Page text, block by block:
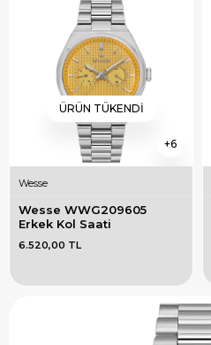
6
ÜRÜN TÜKENDI
Wesse
Wesse WWG209605
Erkek Kol Saati
6.520,00 TL